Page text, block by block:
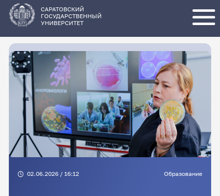
основному
содержанию
САРАТОВСКИЙ
ГОСУДАРСТВЕННЫЙ
УНИВЕРСИТЕТ
02.06.2026 / 16:12 Образование